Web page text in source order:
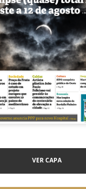
VER CAPA